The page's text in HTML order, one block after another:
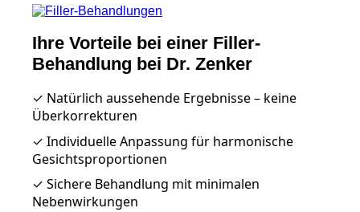
Ihre Vorteile bei einer Filler-
Behandlung bei Dr. Zenker
✓ Natürlich aussehende Ergebnisse – keine
Überkorrekturen
✓ Individuelle Anpassung für harmonische
Gesichtsproportionen
✓ Sichere Behandlung mit minimalen
Nebenwirkungen